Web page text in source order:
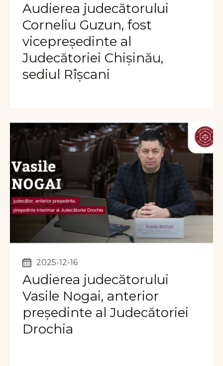
Audierea judecătorului
Corneliu Guzun, fost
vicepreședinte al
Judecătoriei Chișinău,
sediul Rîșcani
2025-12-16
Audierea judecătorului
Vasile Nogai, anterior
președinte al Judecătoriei
Drochia